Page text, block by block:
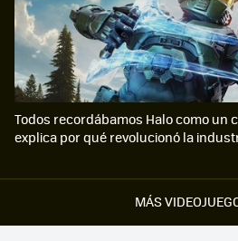
MÁS
Todos recordábamos Halo como un
explica por qué revolucionó la